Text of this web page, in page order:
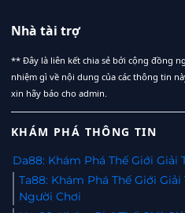
Nhà tài trợ
** Đây là liên kết chia sẻ bới cộng đồng
nhiệm gì về nội dung của các thông tin
xin hãy báo cho admin.
KHÁM PHÁ THÔNG TIN
Da88: Khám Phá Thế Giới
Ta88: Khám Phá Thế Giới
Người Chơi